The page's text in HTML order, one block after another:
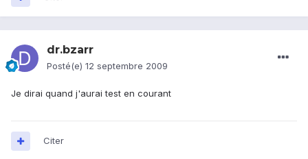
dr.bzarr
Posté(e) 12 septembre 2009
Je dirai quand j'aurai test en courant
Citer